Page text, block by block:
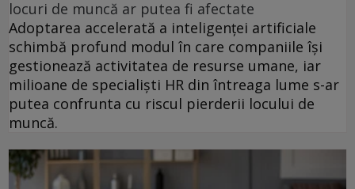
locuri de muncă ar putea fi afectate
Adoptarea accelerată a inteligenței artificiale
schimbă profund modul în care companiile își
gestionează activitatea de resurse umane, iar
milioane de specialiști HR din întreaga lume s-ar
putea confrunta cu riscul pierderii locului de
muncă.